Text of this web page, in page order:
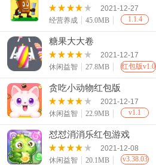
2021-12-27
经营养成
45.0MB 1.1.4
糖果大大卷
2021-12-17
休闲益智
27.8MB 红包版v1.0
贪吃小动物红包版
2021-12-17
休闲益智
22.9MB v1.1
怼怼消消乐红包游戏
2021-12-08
休闲益智
20.1MB v3.38.03